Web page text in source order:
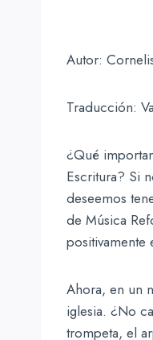
Autor:
Traducción:
¿Qué
Escritura? Si
deseemos
de Música
positivamente
Ahora, en un
iglesia. ¿No
trompeta, el